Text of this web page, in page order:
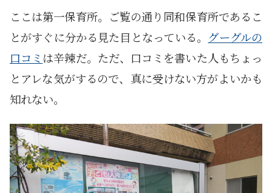
ここは第一保育所。ご覧の通り同和保育所であるこ
とがすぐに分かる見た目となっている。 グーグルの
口コミ は辛辣だ。ただ、口コミを書いた人もちょっ
とアレな気がするので、真に受けない方がよいかも
知れない。